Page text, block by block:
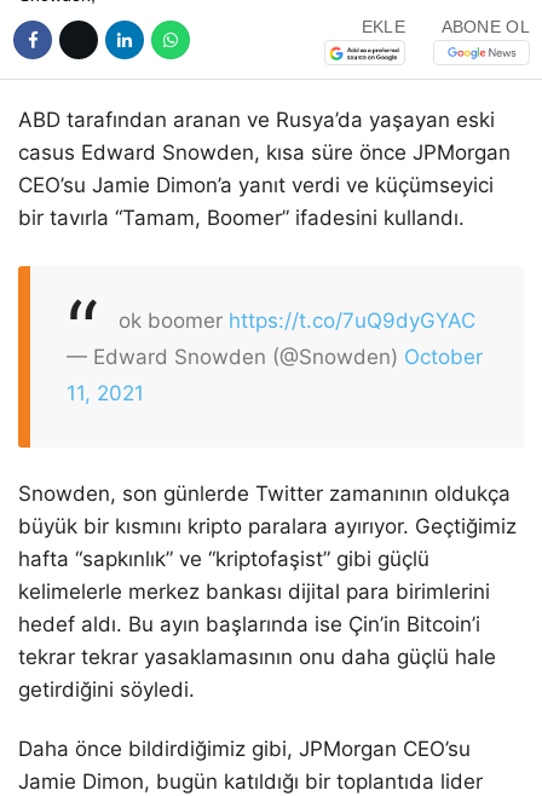
EKLE ABONE OL
ABD tarafından aranan ve Rusya’da yaşayan eski
casus Edward Snowden, kısa süre önce JPMorgan
CEO’su Jamie Dimon’a yanıt verdi ve küçümseyici
bir tavırla “Tamam, Boomer” ifadesini kullandı.
ok boomer https://t.co/7uQ9dyGYAC
— Edward Snowden (@Snowden) October
11, 2021
Snowden, son günlerde Twitter zamanının oldukça
büyük bir kısmını kripto paralara ayırıyor. Geçtiğimiz
hafta “sapkınlık” ve “kriptofaşist” gibi güçlü
kelimelerle merkez bankası dijital para birimlerini
hedef aldı. Bu ayın başlarında ise Çin’in Bitcoin’i
tekrar tekrar yasaklamasının onu daha güçlü hale
getirdiğini söyledi.
Daha önce bildirdiğimiz gibi, JPMorgan CEO’su
Jamie Dimon, bugün katıldığı bir toplantıda lider